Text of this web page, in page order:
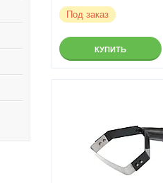
Под заказ
КУПИТЬ